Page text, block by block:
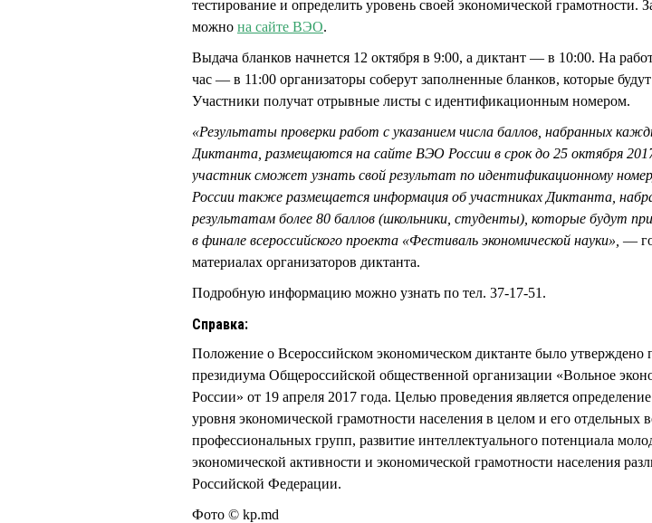
тестирование и определить уровень своей экономической грамотности.
можно на сайте ВЭО.
Выдача бланков начнется 12 октября в 9:00, а диктант — в 10:00. На
час — в 11:00 организаторы соберут заполненные бланков, которые
Участники получат отрывные листы с идентификационным номером.
«Результаты проверки работ с указанием числа баллов, набранных
Диктанта, размещаются на сайте ВЭО России в срок до 25 октября
участник сможет узнать свой результат по идентификационному
России также размещается информация об участниках Диктанта,
результатам более 80 баллов (школьники, студенты), которые будут
в финале всероссийского проекта «Фестиваль экономической науки», —
материалах организаторов диктанта.
Подробную информацию можно узнать по тел. 37-17-51.
Справка:
Положение о Всероссийском экономическом диктанте было утверждено
президиума Общероссийской общественной организации «Вольное
России» от 19 апреля 2017 года. Целью проведения является
уровня экономической грамотности населения в целом и его отдельных
профессиональных групп, развитие интеллектуального потенциала
экономической активности и экономической грамотности населения
Российской Федерации.
Фото © kp.md